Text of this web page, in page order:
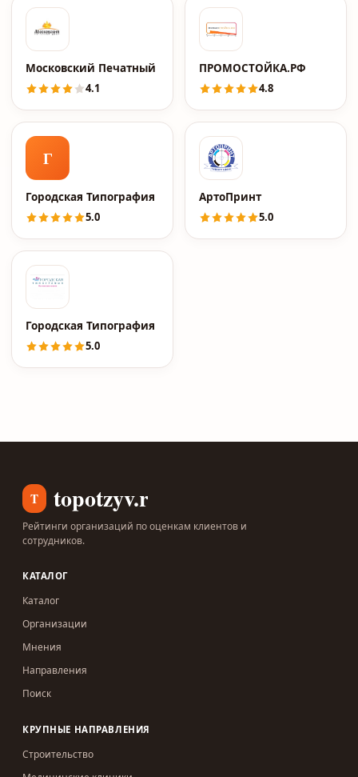
Московский Печатный Двор
4.1
ПРОМОСТОЙКА.РФ
4.8
Г
Городская Типография
5.0
АртоПринт
5.0
Городская Типография
5.0
T topotzyv.ru
Рейтинги организаций по оценкам клиентов и
сотрудников.
КАТАЛОГ
Каталог
Организации
Мнения
Направления
Поиск
КРУПНЫЕ НАПРАВЛЕНИЯ
Строительство